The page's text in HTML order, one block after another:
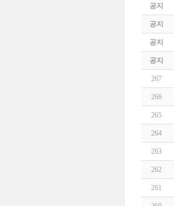
공지
공지
공지
공지
267
266
265
264
263
262
261